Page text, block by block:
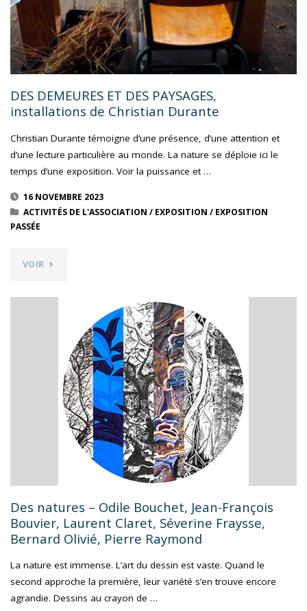
PEINTURES
DE
FRANÇOISE
NOUGAILLON"
DES DEMEURES ET DES PAYSAGES,
installations de Christian Durante
Christian Durante témoigne d’une présence, d’une attention et
d’une lecture particulière au monde. La nature se déploie ici le
temps d’une exposition. Voir la puissance et …
16 NOVEMBRE 2023
ACTIVITÉS DE L'ASSOCIATION / EXPOSITION / EXPOSITION
PASSÉE
VOIR "DES
PAYSAGES,
INSTALLATIONS
CHRISTIAN
DURANTE"
Des natures – Odile Bouchet, Jean-François
Bouvier, Laurent Claret, Séverine Fraysse,
Bernard Olivié, Pierre Raymond
La nature est immense. L’art du dessin est vaste. Quand le
second approche la première, leur variété s’en trouve encore
agrandie. Dessins au crayon de …